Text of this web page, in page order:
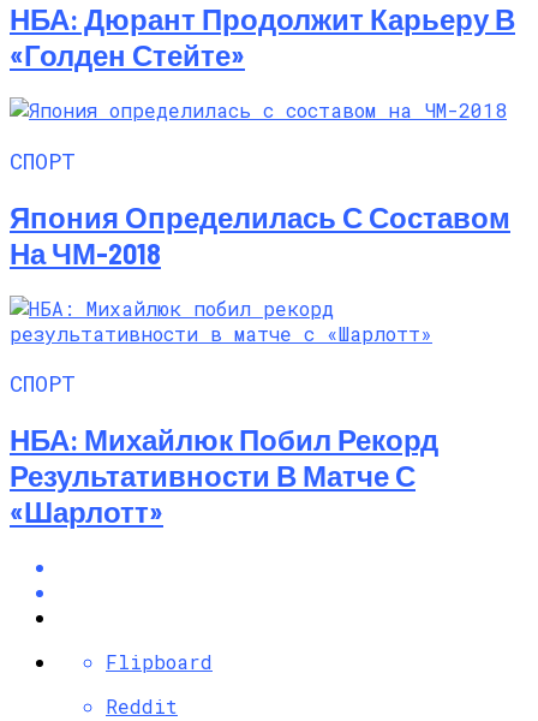
НБА: Дюрант Продолжит Карьеру В
«Голден Стейте»
СПОРТ
Япония Определилась С Составом
На ЧМ-2018
СПОРТ
НБА: Михайлюк Побил Рекорд
Результативности В Матче С
«Шарлотт»
Flipboard
Reddit